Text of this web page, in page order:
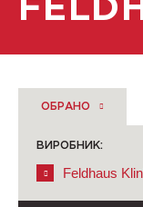
ОБРАНО
ВИРОБНИК:
Feldhaus